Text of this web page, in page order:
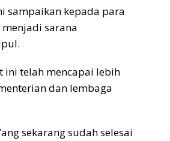
sampaikan kepada para
sarana
ini telah mencapai lebih
dan lembaga
sekarang sudah selesai